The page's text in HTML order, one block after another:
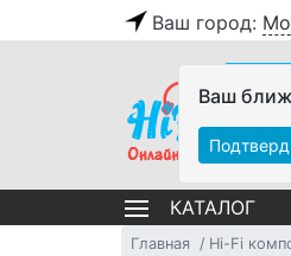
Ваш город:
Ваш
КАТАЛОГ
Главная Hi-Fi